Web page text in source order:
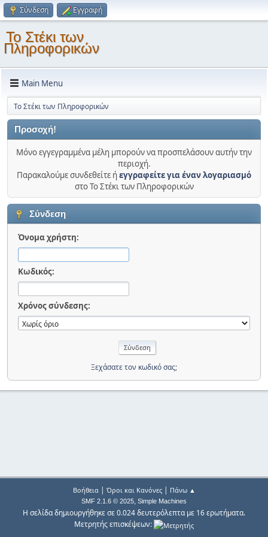
Σύνδεση Εγγραφή
Το Στέκι των
Πληροφορικών
Main Menu
Το Στέκι των Πληροφορικών
Προσοχή!
Μόνο εγγεγραμμένα μέλη μπορούν να προσπελάσουν αυτήν την
περιοχή.
Παρακαλούμε συνδεθείτε ήεγγραφείτε για έναν λογαριασμό
στο Το Στέκι των Πληροφορικών
Σύνδεση
Όνομα χρήστη:
Κωδικός:
Χρόνος σύνδεσης:
Ξεχάσατε τον κωδικό σας;
Βοήθεια| Όροι και Κανόνες| Πάνω ▲
SMF 2.1.6 © 2025, Simple Machines
Η σελίδα δημιουργήθηκε σε 0.024 δευτερόλεπτα με 16 ερωτήματα.
Μετρητής επισκέψεων: